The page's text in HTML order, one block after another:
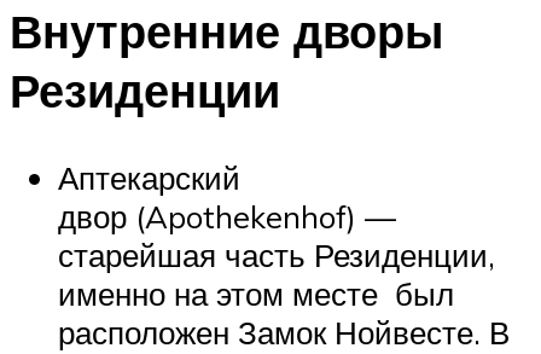
Внутренние дворы
Резиденции
Аптекарский
двор (Apothekenhof) —
старейшая часть Резиденции,
именно на этом месте был
расположен Замок Нойвесте. В